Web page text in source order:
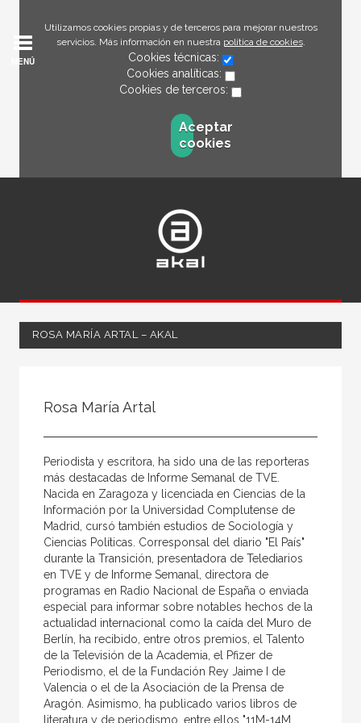
Utilizamos cookies propias y de terceros para mejorar nuestros
servicios. Más información en nuestra política de cookies.
Cookies técnicas:
Cookies analíticas:
Cookies de terceros:
Aceptar
cookies
MENÚ
ROSA MARÍA ARTAL – AKAL
Coordinador
Editor
Editora
Escritor
Escritora
Ilustrador
Prologuista
Traductor
Traductora
Rosa María Artal
Periodista y escritora, ha sido una de las reporteras
más destacadas de Informe Semanal de TVE.
Nacida en Zaragoza y licenciada en Ciencias de la
Información por la Universidad Complutense de
Madrid, cursó también estudios de Sociología y
Ciencias Políticas. Corresponsal del diario "El País"
durante la Transición, presentadora de Telediarios
en TVE y de Informe Semanal, directora de
programas en Radio Nacional de España o enviada
especial para informar sobre notables hechos de la
actualidad internacional como la caída del Muro de
Berlín, ha recibido, entre otros premios, el Talento
de la Televisión de la Academia, el Pfizer de
Periodismo, el de la Fundación Rey Jaime I de
Valencia o el de la Asociación de la Prensa de
Aragón. Asimismo, ha publicado varios libros de
literatura y de periodismo, entre ellos "11M-14M,